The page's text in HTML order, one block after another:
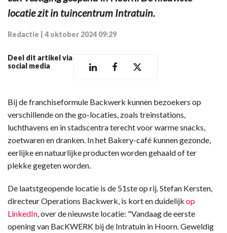
locatie zit in tuincentrum Intratuin.
Redactie 4 oktober 2024 09:29
Deel dit artikel via
social media
Bij de franchiseformule Backwerk kunnen bezoekers op
verschillende on the go-locaties, zoals treinstations,
luchthavens en in stadscentra terecht voor warme snacks,
zoetwaren en dranken. In het Bakery-café kunnen gezonde,
eerlijke en natuurlijke producten worden gehaald of ter
plekke gegeten worden.
De laatstgeopende locatie is de 51ste op rij. Stefan Kersten,
directeur Operations Backwerk, is kort en duidelijk op
LinkedIn, over de nieuwste locatie: "Vandaag de eerste
opening van BacKWERK bij de Intratuin in Hoorn. Geweldig